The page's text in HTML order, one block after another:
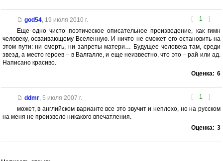
[ 1 ]
god54, 19 июля 2010 г.
Еще одно чисто поэтическое описательное произведение, как гимн
человеку, осваивающему Вселенную. И ничто не сможет его остановить на
этом пути: ни смерть, ни запреты матери… Будущее человека там, среди
звезд, а место героев – в Валгалле, и еще неизвестно, что это – рай или ад.
Написано красиво.
Оценка: 6
[ 1 ]
ddmr, 5 июля 2007 г.
может, в английском варианте все это звучит и неплохо, но на русском
на меня не произвело никакого впечатления.
Оценка: 3